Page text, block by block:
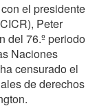
el presidente
Peter
del 76.º periodo
Naciones
censurado el
de derechos